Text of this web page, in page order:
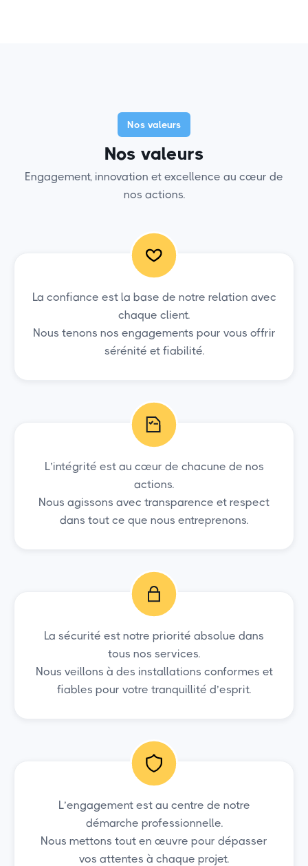
Nos valeurs
Nos valeurs
Engagement, innovation et excellence au cœur de
nos actions.
La confiance est la base de notre relation avec
chaque client.
Nous tenons nos engagements pour vous offrir
sérénité et fiabilité.
L’intégrité est au cœur de chacune de nos
actions.
Nous agissons avec transparence et respect
dans tout ce que nous entreprenons.
La sécurité est notre priorité absolue dans
tous nos services.
Nous veillons à des installations conformes et
fiables pour votre tranquillité d’esprit.
L’engagement est au centre de notre
démarche professionnelle.
Nous mettons tout en œuvre pour dépasser
vos attentes à chaque projet.